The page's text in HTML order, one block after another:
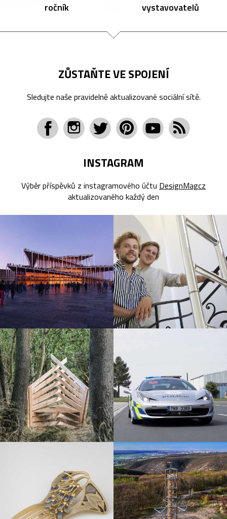
ročník vystavovatelů
ZŮSTAŇTE VE SPOJENÍ
Sledujte naše pravidelně aktualizované sociální sítě.
INSTAGRAM
Výběr příspěvků z instagramového účtu DesignMagcz
aktualizovaného každý den